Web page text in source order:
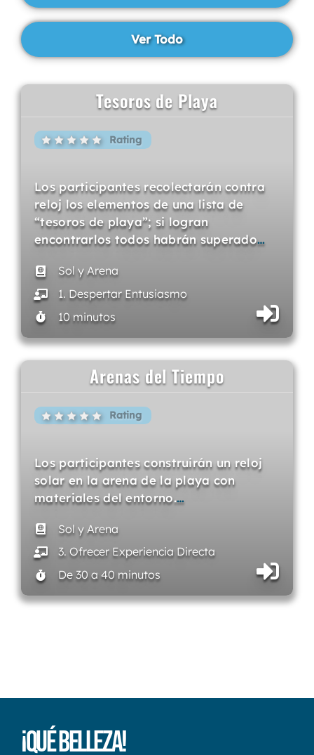
Tesoros de Playa
Rating
Los participantes recolectarán contra
reloj los elementos de una lista de
“tesoros de playa”; si logran
encontrarlos todos habrán superado…
Sol y Arena
1. Despertar Entusiasmo
10 minutos
Arenas del Tiempo
Rating
Los participantes construirán un reloj
solar en la arena de la playa con
materiales del entorno.…
Sol y Arena
3. Ofrecer Experiencia Directa
De 30 a 40 minutos
¡Qué Belleza!